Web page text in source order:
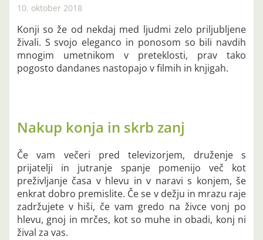
10. oktober 2018
Konji so že od nekdaj med ljudmi zelo priljubljene
živali. S svojo eleganco in ponosom so bili navdih
mnogim umetnikom v preteklosti, prav tako
pogosto dandanes nastopajo v filmih in knjigah.
Nakup konja in skrb zanj
Če vam večeri pred televizorjem, druženje s
prijatelji in jutranje spanje pomenijo več kot
preživljanje časa v hlevu in v naravi s konjem, še
enkrat dobro premislite. Če se v dežju in mrazu raje
zadržujete v hiši, če vam gredo na živce vonj po
hlevu, gnoj in mrčes, kot so muhe in obadi, konj ni
žival za vas.